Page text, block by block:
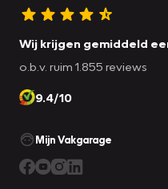
Wij krijgen gemiddeld
o.b.v. ruim 1.855 reviews
9.4/10
Mijn Vakgarage